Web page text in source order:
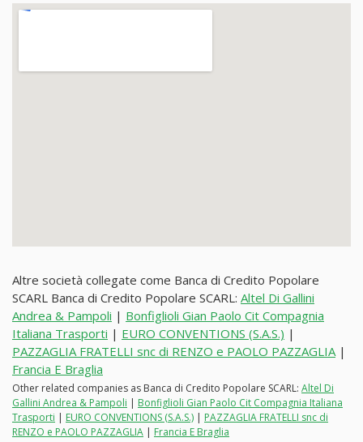
Altre società collegate come Banca di Credito Popolare
SCARL Banca di Credito Popolare SCARL: Altel Di Gallini
Andrea & Pampoli | Bonfiglioli Gian Paolo Cit Compagnia
Italiana Trasporti | EURO CONVENTIONS (S.A.S.) |
PAZZAGLIA FRATELLI snc di RENZO e PAOLO PAZZAGLIA|
Francia E Braglia
Other related companies as Banca di Credito Popolare SCARL: Altel Di
Gallini Andrea & Pampoli | Bonfiglioli Gian Paolo Cit Compagnia Italiana
Trasporti | EURO CONVENTIONS (S.A.S.) | PAZZAGLIA FRATELLI snc di
RENZO e PAOLO PAZZAGLIA | Francia E Braglia